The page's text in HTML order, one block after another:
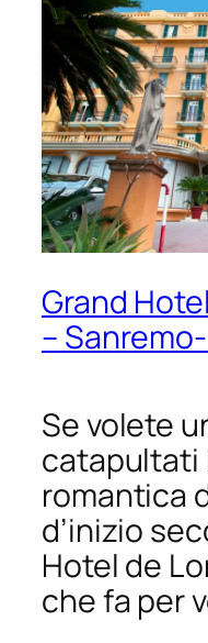
Grand
–
Se volete
catapultati
romantica
d’inizio
Hotel de
che fa per